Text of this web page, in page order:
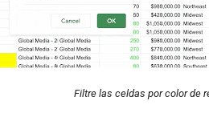
Filtre las celdas por color de